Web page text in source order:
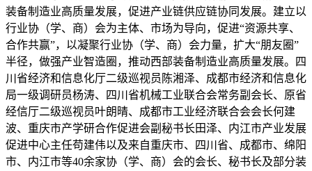
装备制造业高质量发展，促进产业链供应链协同发展。建立以
行业协（学、商）会为主体、市场为导向，促进“资源共享、
合作共赢”，以凝聚行业协（学、商）会力量，扩大“朋友圈”
半径，做强产业智造圈，推动西部装备制造业高质量发展。四
川省经济和信息化厅二级巡视员陈湘泽、成都市经济和信息化
局一级调研员杨涛、四川省机械工业联合会常务副会长、原省
经信厅二级巡视员叶朗晴、成都市工业经济联合会会长何建
波、重庆市产学研合作促进会副秘书长田泽、内江市产业发展
促进中心主任苟建伟以及来自重庆市、四川省、成都市、绵阳
市、内江市等40余家协（学、商）会的会长、秘书长及部分装